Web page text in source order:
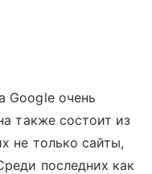
Google очень
также состоит из
не только сайты,
последних как